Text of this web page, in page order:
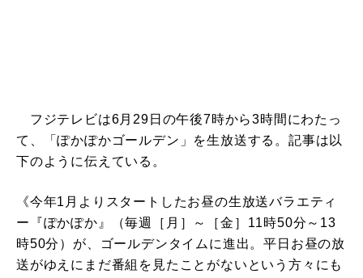
フジテレビは6月29日の午後7時から3時間にわたっ
て、「ぽかぽかゴールデン」を生放送する。記事は以
下のように伝えている。
《今年1月よりスタートしたお昼の生放送バラエティ
ー『ぽかぽか』（毎週［月］～［金］11時50分～13
時50分）が、ゴールデンタイムに進出。平日お昼の放
送がゆえにまだ番組を見たことがないという方々にも